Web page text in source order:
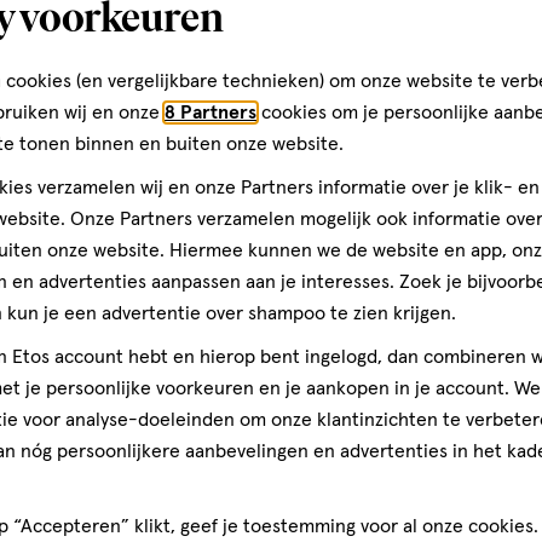
Ampullen 10 stuks
Toevoegen
druppels
10
druppels
Lucovitaal Oogdruppels Droge
2 Toevoegen
5
voorkeuren
cookies (en vergelijkbare technieken) om onze website te
wij en onze 8 Partners cookies om je persoonlijke
tonen binnen en buiten onze website.
verzamelen wij en onze Partners informatie over je klik-
Onze Partners verzamelen mogelijk ook informatie
onze website. Hiermee kunnen we de website en app,
en advertenties aanpassen aan je interesses. Zoek je
kun je een advertentie over shampoo te zien krijgen.
Etos account hebt en hierop bent ingelogd, dan combineren
je persoonlijke voorkeuren en je aankopen in je account.
voor analyse-doeleinden om onze klantinzichten te
nóg persoonlijkere aanbevelingen en advertenties in het
“Accepteren” klikt, geef je toestemming voor al onze cookies.